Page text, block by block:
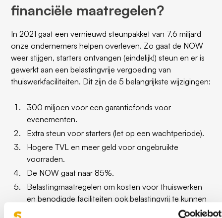
financiële maatregelen?
In 2021 gaat een vernieuwd steunpakket van 7,6 miljard
onze ondernemers helpen overleven. Zo gaat de NOW
weer stijgen, starters ontvangen (eindelijk!) steun en er is
gewerkt aan een belastingvrije vergoeding van
thuiswerkfaciliteiten. Dit zijn de 5 belangrijkste wijzigingen:
300 miljoen voor een garantiefonds voor
evenementen.
Extra steun voor starters (let op een wachtperiode).
Hogere TVL en meer geld voor ongebruikte
voorraden.
De NOW gaat naar 85%.
Belastingmaatregelen om kosten voor thuiswerken
en benodigde faciliteiten ook belastingvrij te kunnen